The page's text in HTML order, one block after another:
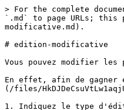
> For the complete
`.md` to page URLs;
modificative.md).
# edition-modificative
Vous pouvez modifier
En effet, afin de gagner
(/files/
1. Indiquez le type